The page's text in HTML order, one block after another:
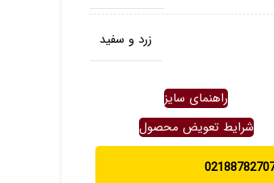
زرد و سفید
راهنمای سایز
شرایط تعویض محصول